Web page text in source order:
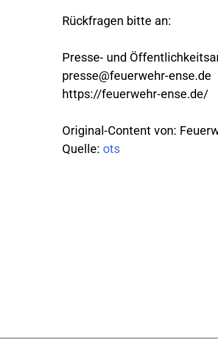
Rückfragen bitte an:
Presse- und
presse@feuerwehr-ense.de
https://feuerwehr-ense.de/
Original-Content von:
Quelle: ots